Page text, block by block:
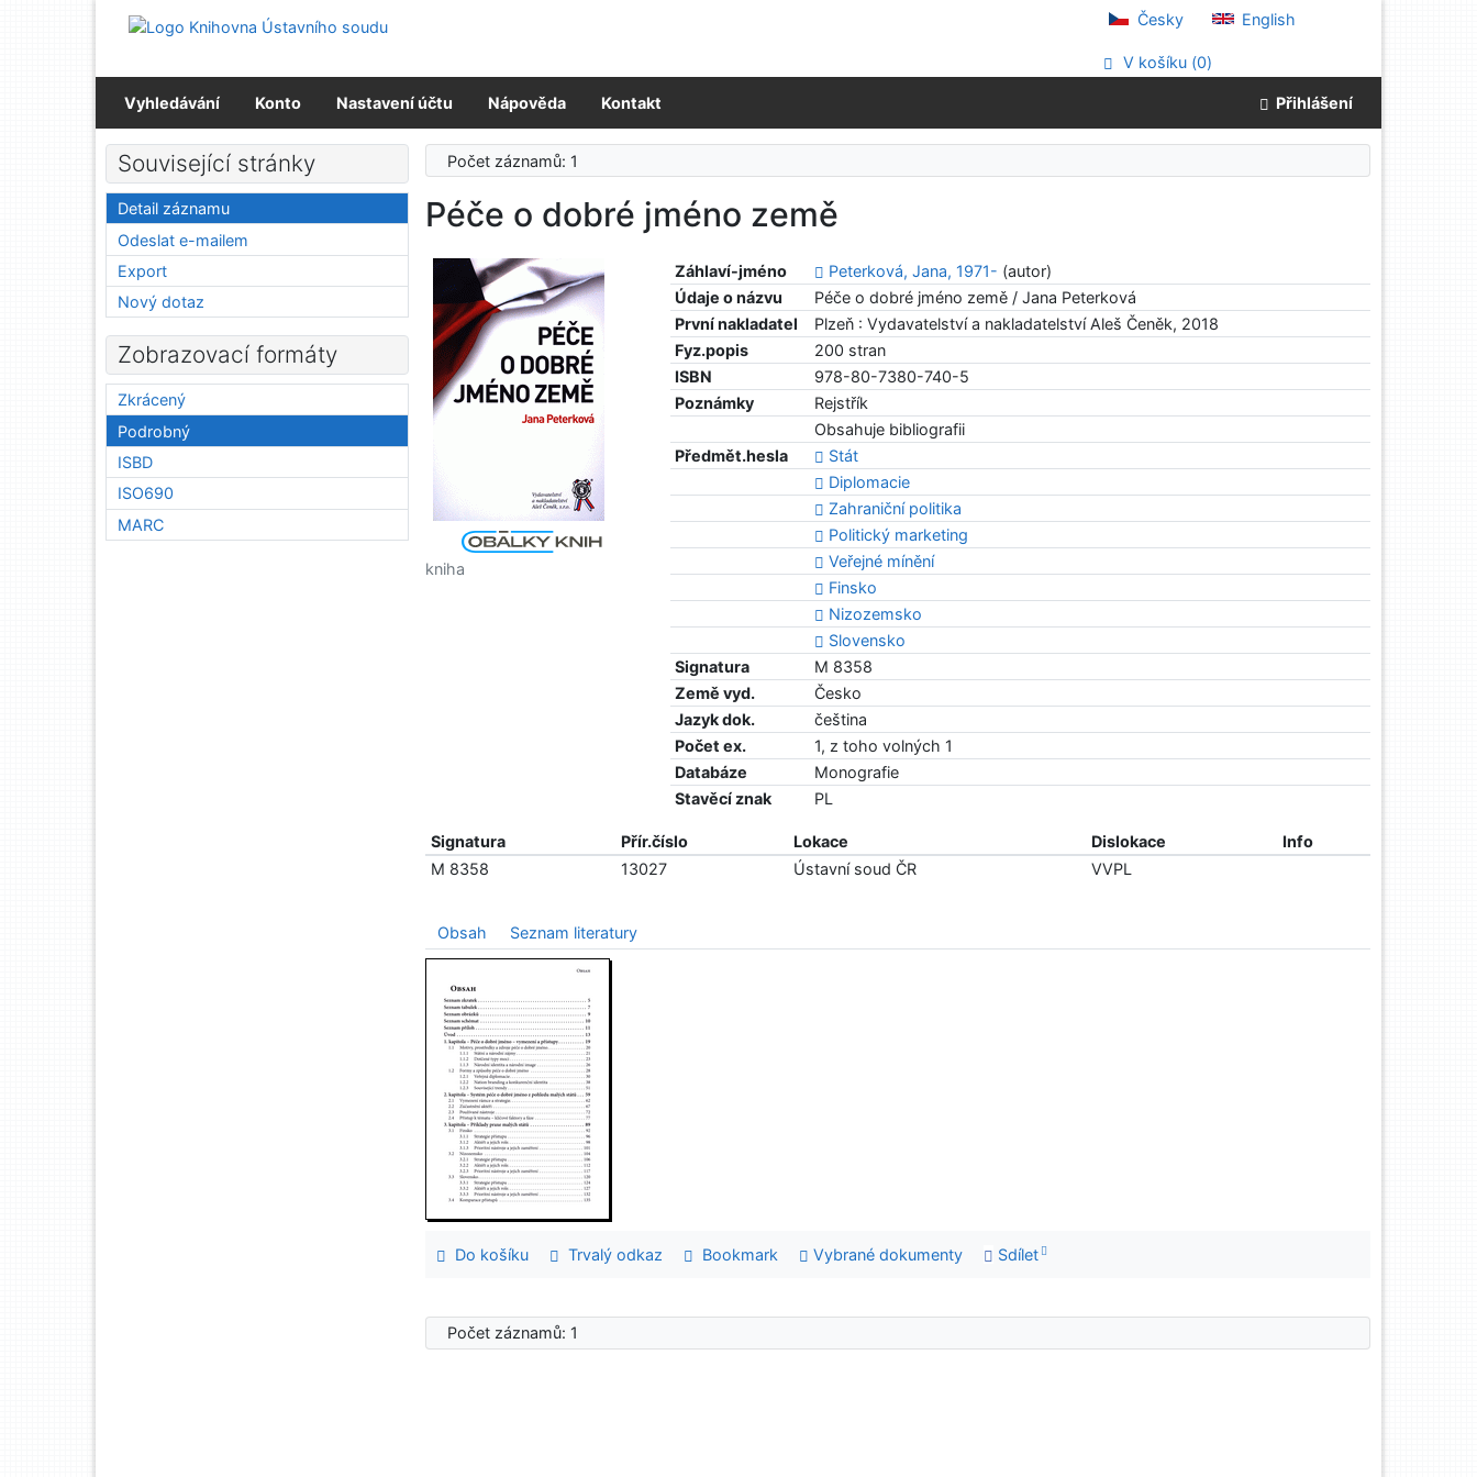
Přejít na menu
Česky English
V košíku (0)
Vyhledávání Konto Nastavení účtu Nápověda Kontakt Přihlášení
Počet záznamů: 1
Péče o dobré jméno země
Záhlaví-jméno Peterková, Jana, 1971- (autor)
Údaje o názvu
Péče o dobré jméno země / Jana Peterková
První nakladatel
Plzeň : Vydavatelství a nakladatelství Aleš Čeněk, 2018
Fyz.popis
200 stran
ISBN
978-80-7380-740-5
Poznámky
Rejstřík
Obsahuje bibliografii
Předmět.hesla
Stát
Diplomacie
Zahraniční politika
Politický marketing
Veřejné mínění
Finsko
Nizozemsko
Slovensko
Signatura
M 8358
Země vyd.
Česko
Jazyk dok.
čeština
Počet ex.
1, z toho volných 1
Databáze
Monografie
Stavěcí znak
PL
kniha
Signatura Přír.číslo Lokace Dislokace
Info
M 8358
13027 Ústavní soud ČR VVPL
Obsah Seznam literatury
Do košíku Trvalý odkaz Bookmark Vybrané dokumenty Sdílet
Počet záznamů: 1
Související stránky
Detail záznamu
Odeslat e-mailem
Export
Nový dotaz
Zobrazovací formáty
Zkrácený
Podrobný
ISBD
ISO690
MARC